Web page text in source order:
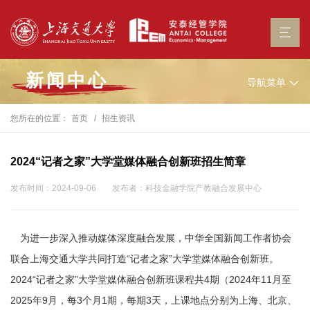
新闻中心 导航菜单
您所在的位置： 首页 招生资讯
2024“记者之家”大学堂媒体融合创新班招生简章
发布时间：2024-09-06 发布者：科技金融学院产教融合发展中心
为进一步深入推动媒体深度融合发展，中华全国新闻工作者协会
联合上海交通大学共同打造“记者之家”大学堂媒体融合创新班。
2024“记者之家”大学堂媒体融合创新班课程共4期（2024年11月至
2025年9月，每3个月1期，每期3天，上课地点分别为上海、北京、